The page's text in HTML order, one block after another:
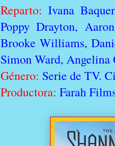
Reparto: Ivana
Poppy Drayton,
Brooke Williams,
Simon Ward, Angelina
Género: Serie de TV.
Productora: Farah